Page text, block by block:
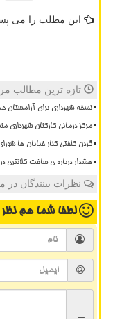
این مطلب را می
تازه ترین مطالب
نسخه شهرداری برای آرامستان
مرکز درمانی کارکنان شهرداری منطقه ۱۸ در آستانه بهره
گردن کلفتی کنار خیابان ها
هشدار درباره ی ساخت
نظرات بینندگان
لطفا شما هم